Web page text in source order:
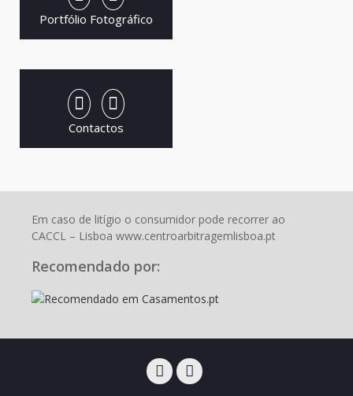
Portfólio Fotográfico
Contactos
Em caso de litígio o consumidor pode recorrer ao
CACCL – Lisboa www.centroarbitragemlisboa.pt
Recomendado por: